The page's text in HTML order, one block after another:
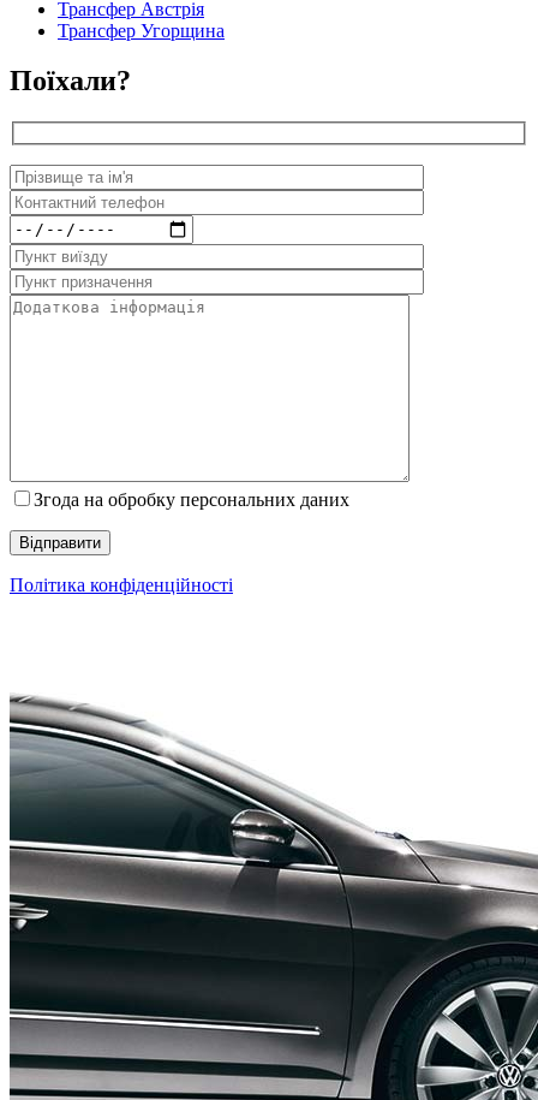
Трансфер Австрія
Трансфер Угорщина
Поїхали?
Згода на обробку персональних даних
Політика конфіденційності